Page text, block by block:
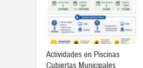
Actividades en Piscinas
Cubiertas Municipales